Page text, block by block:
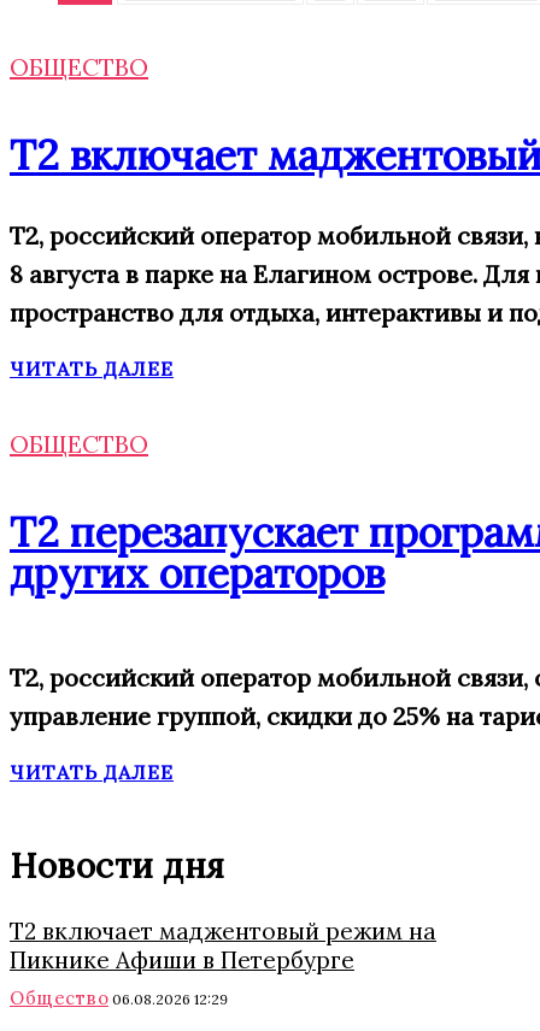
ОБЩЕСТВО
Т2 включает
Т2, российский оператор мобильной
8 августа в парке на Елагином острове.
пространство для отдыха, интерактивы и
ЧИТАТЬ ДАЛЕЕ
ОБЩЕСТВО
Т2 перезапускает
других операторов
T2, российский оператор мобильной связи,
управление группой, скидки до 25% на
ЧИТАТЬ ДАЛЕЕ
Новости дня
Т2 включает маджентовый режим на
Пикнике Афиши в Петербурге
Общество 06.08.2026 12:29